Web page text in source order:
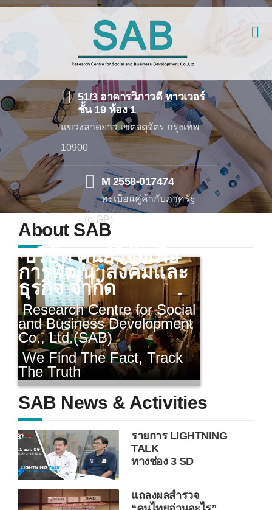
51/3 อาคารวิภาวดี ทาวเวอร์
ชั้น 19 ห้อง 1
แขวงลาดยาว เขตจตุจัตร กรุงเทพ
10900
M 2558-017474
ทะเบียนคู่ค้ากับภาครัฐ
(e-GP)
About SAB
SAB คือทีมงานผู้
บริหาร นักวิจัย นัก
สถิติ และเครือข่าย
ทีมงานภาคสนามจาก
เอแบคโพลล์ ประสบการณ์
ด้านการวิจัยกว่า 20 ปี
SAB News & Activities
แถลงผลวิจัย
ธุรกิจขายตรง
แถลงผลสำรวจ